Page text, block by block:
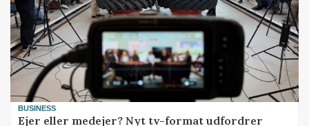
BUSINESS
Ejer eller medejer? Nyt tv-format udfordrer